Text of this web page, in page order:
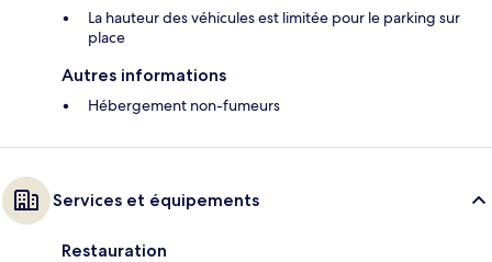
La hauteur des véhicules est limitée pour le parking sur
place
Autres informations
Hébergement non-fumeurs
Services et équipements
Restauration